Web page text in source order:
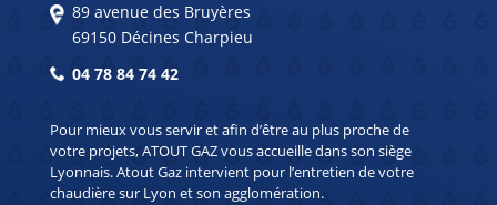
89 avenue des Bruyères
69150 Décines Charpieu
04 78 84 74 42
Pour mieux vous servir et afin d’être au plus proche de
votre projets, ATOUT GAZ vous accueille dans son siège
Lyonnais. Atout Gaz intervient pour l’entretien de votre
chaudière sur Lyon et son agglomération.